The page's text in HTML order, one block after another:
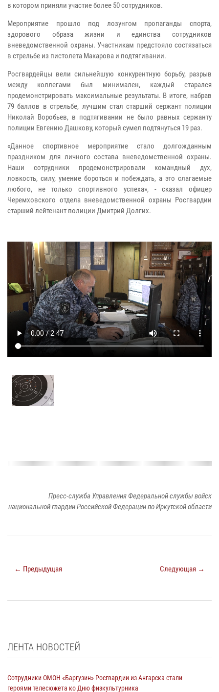
в котором приняли участие более 50 сотрудников.
Мероприятие прошло под лозунгом пропаганды спорта,
здорового образа жизни и единства сотрудников
вневедомственной охраны. Участникам предстояло состязаться
в стрельбе из пистолета Макарова и подтягивании.
Росгвардейцы вели сильнейшую конкурентную борьбу, разрыв
между коллегами был минимален, каждый старался
продемонстрировать максимальные результаты. В итоге, набрав
79 баллов в стрельбе, лучшим стал старший сержант полиции
Николай Воробьев, в подтягивании не было равных сержанту
полиции Евгению Дашкову, который сумел подтянуться 19 раз.
«Данное спортивное мероприятие стало долгожданным
праздником для личного состава вневедомственной охраны.
Наши сотрудники продемонстрировали командный дух,
ловкость, силу, умение бороться и побеждать, а это слагаемые
любого, не только спортивного успеха», - сказал офицер
Черемховского отдела вневедомственной охраны Росгвардии
старший лейтенант полиции Дмитрий Долгих.
Пресс-служба Управления Федеральной службы войск
национальной гвардии Российской Федерации по Иркутской области
← Предыдущая Следующая →
ЛЕНТА НОВОСТЕЙ
Сотрудники ОМОН «Баргузин» Росгвардии из Ангарска стали
героями телесюжета ко Дню физкультурника